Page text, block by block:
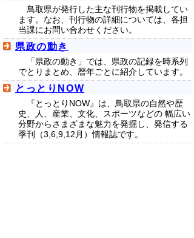
鳥取県が発行した主な刊行物を掲載してい
ます。なお、刊行物の詳細については、各担
当課にお問い合わせください。
県政の動き
「県政の動き」では、県政の記録を時系列
でとりまとめ、暦年ごとに紹介しています。
とっとりNOW
『とっとりNOW』は、鳥取県の自然や歴
史、人、産業、文化、スポーツなどの 幅広い
分野からさまざまな魅力を発掘し、発信する
季刊（3,6,9,12月）情報誌です。